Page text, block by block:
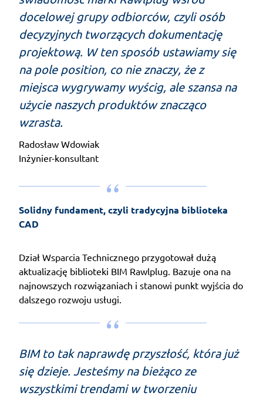
docelowej grupy odbiorców, czyli osób
decyzyjnych tworzących dokumentację
projektową. W ten sposób ustawiamy się
na pole position, co nie znaczy, że z
miejsca wygrywamy wyścig, ale szansa na
użycie naszych produktów znacząco
wzrasta.
Radosław Wdowiak
Inżynier-konsultant
Solidny fundament, czyli tradycyjna biblioteka
CAD
Dział Wsparcia Technicznego przygotował dużą
aktualizację biblioteki BIM Rawlplug. Bazuje ona na
najnowszych rozwiązaniach i stanowi punkt wyjścia do
dalszego rozwoju usługi.
BIM to tak naprawdę przyszłość, która już
się dzieje. Jesteśmy na bieżąco ze
wszystkimi trendami w tworzeniu